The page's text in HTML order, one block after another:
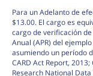
Para un Adelanto de
$13.00. El cargo es
cargo de verificación
Anual (APR) del
asumiendo un período
CARD Act Report,
Research National